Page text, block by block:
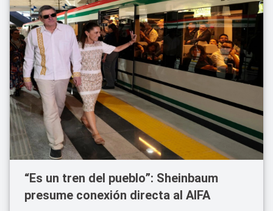
“Es un tren del pueblo”: Sheinbaum
presume conexión directa al AIFA